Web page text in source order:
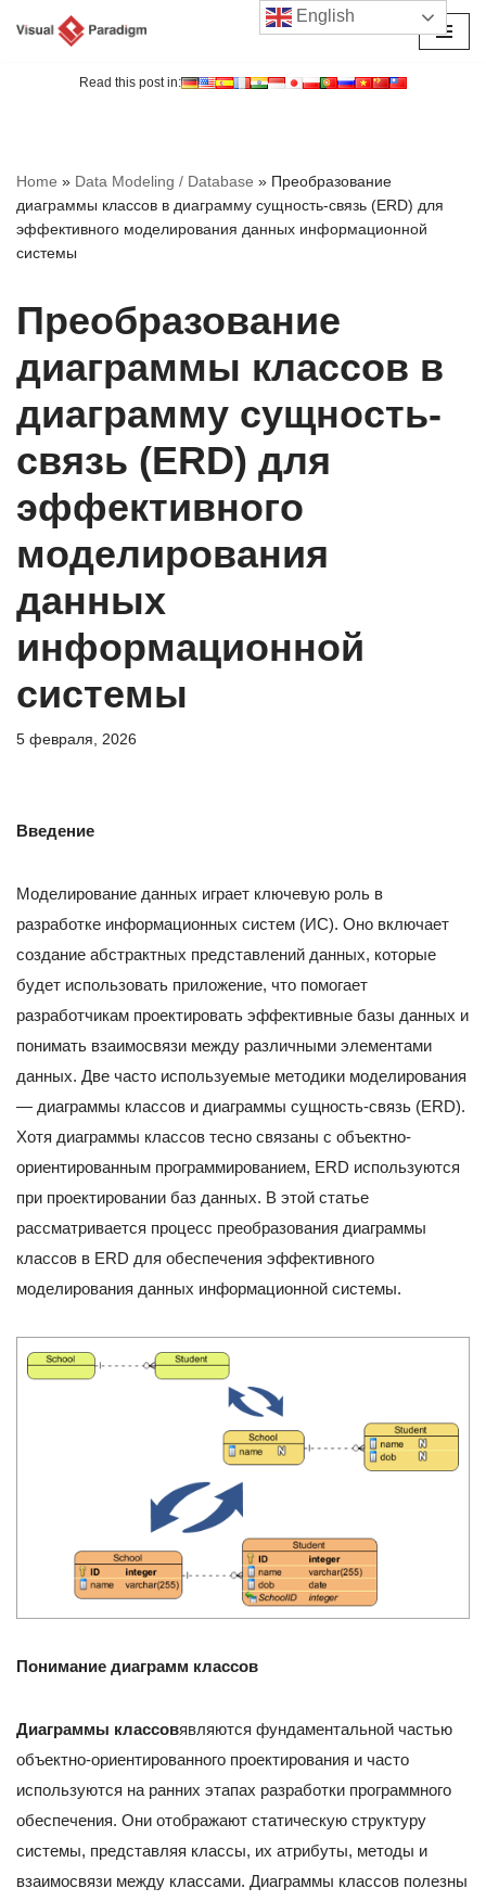
Read this post in:
Home » Data Modeling / Database » Преобразование
диаграммы классов в диаграмму сущность-связь (ERD) для
эффективного моделирования данных информационной
системы
Преобразование
диаграммы классов в
диаграмму сущность-
связь (ERD) для
эффективного
моделирования
данных
информационной
системы
5 февраля, 2026
Введение
Моделирование данных играет ключевую роль в
разработке информационных систем (ИС). Оно включает
создание абстрактных представлений данных, которые
будет использовать приложение, что помогает
разработчикам проектировать эффективные базы данных и
понимать взаимосвязи между различными элементами
данных. Две часто используемые методики моделирования
— диаграммы классов и диаграммы сущность-связь (ERD).
Хотя диаграммы классов тесно связаны с объектно-
ориентированным программированием, ERD используются
при проектировании баз данных. В этой статье
рассматривается процесс преобразования диаграммы
классов в ERD для обеспечения эффективного
моделирования данных информационной системы.
Понимание диаграмм классов
Диаграммы классовявляются фундаментальной частью
объектно-ориентированного проектирования и часто
используются на ранних этапах разработки программного
обеспечения. Они отображают статическую структуру
системы, представляя классы, их атрибуты, методы и
взаимосвязи между классами. Диаграммы классов полезны
English